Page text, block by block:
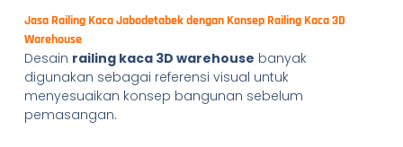
Jasa Railing Kaca Jabodetabek dengan Konsep Railing Kaca 3D
Warehouse
Desain railing kaca 3D warehouse banyak
digunakan sebagai referensi visual untuk
menyesuaikan konsep bangunan sebelum
pemasangan.